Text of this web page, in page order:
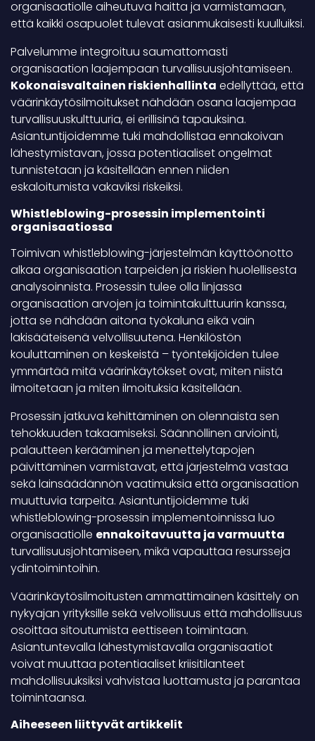
organisaatiolle aiheutuva haitta ja varmistamaan,
että kaikki osapuolet tulevat asianmukaisesti kuulluiksi.
Palvelumme integroituu saumattomasti
organisaation laajempaan turvallisuusjohtamiseen.
Kokonaisvaltainen riskienhallinta edellyttää, että
väärinkäytösilmoitukset nähdään osana laajempaa
turvallisuuskulttuuria, ei erillisinä tapauksina.
Asiantuntijoidemme tuki mahdollistaa ennakoivan
lähestymistavan, jossa potentiaaliset ongelmat
tunnistetaan ja käsitellään ennen niiden
eskaloitumista vakaviksi riskeiksi.
Whistleblowing-prosessin implementointi
organisaatiossa
Toimivan whistleblowing-järjestelmän käyttöönotto
alkaa organisaation tarpeiden ja riskien huolellisesta
analysoinnista. Prosessin tulee olla linjassa
organisaation arvojen ja toimintakulttuurin kanssa,
jotta se nähdään aitona työkaluna eikä vain
lakisääteisenä velvollisuutena. Henkilöstön
kouluttaminen on keskeistä – työntekijöiden tulee
ymmärtää mitä väärinkäytökset ovat, miten niistä
ilmoitetaan ja miten ilmoituksia käsitellään.
Prosessin jatkuva kehittäminen on olennaista sen
tehokkuuden takaamiseksi. Säännöllinen arviointi,
palautteen kerääminen ja menettelytapojen
päivittäminen varmistavat, että järjestelmä vastaa
sekä lainsäädännön vaatimuksia että organisaation
muuttuvia tarpeita. Asiantuntijoidemme tuki
whistleblowing-prosessin implementoinnissa luo
organisaatiolle ennakoitavuutta ja varmuutta
turvallisuusjohtamiseen, mikä vapauttaa resursseja
ydintoimintoihin.
Väärinkäytösilmoitusten ammattimainen käsittely on
nykyajan yrityksille sekä velvollisuus että mahdollisuus
osoittaa sitoutumista eettiseen toimintaan.
Asiantuntevalla lähestymistavalla organisaatiot
voivat muuttaa potentiaaliset kriisitilanteet
mahdollisuuksiksi vahvistaa luottamusta ja parantaa
toimintaansa.
Aiheeseen liittyvät artikkelit